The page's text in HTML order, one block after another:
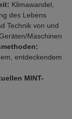
Klimawandel,
des Lebens
Technik von und
Maschinen
entdeckendem
MINT-